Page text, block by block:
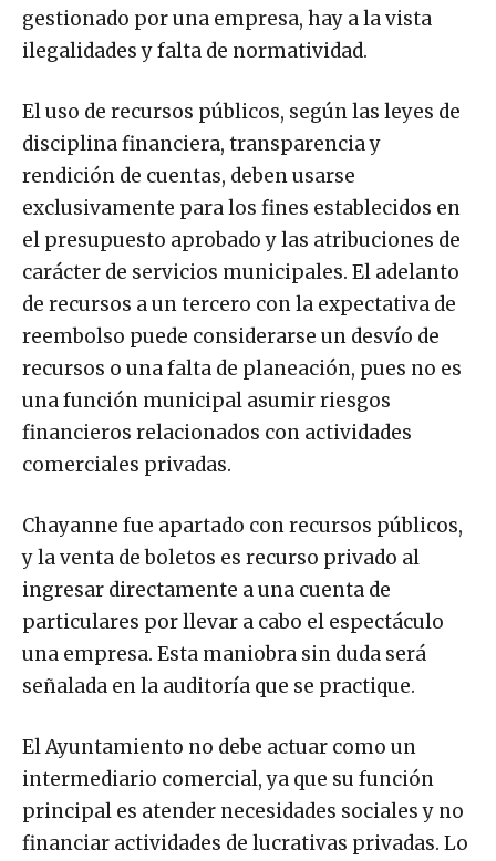
gestionado por una empresa, hay a la vista
ilegalidades y falta de normatividad.
El uso de recursos públicos, según las leyes de
disciplina financiera, transparencia y
rendición de cuentas, deben usarse
exclusivamente para los fines establecidos en
el presupuesto aprobado y las atribuciones de
carácter de servicios municipales. El adelanto
de recursos a un tercero con la expectativa de
reembolso puede considerarse un desvío de
recursos o una falta de planeación, pues no es
una función municipal asumir riesgos
financieros relacionados con actividades
comerciales privadas.
Chayanne fue apartado con recursos públicos,
y la venta de boletos es recurso privado al
ingresar directamente a una cuenta de
particulares por llevar a cabo el espectáculo
una empresa. Esta maniobra sin duda será
señalada en la auditoría que se practique.
El Ayuntamiento no debe actuar como un
intermediario comercial, ya que su función
principal es atender necesidades sociales y no
financiar actividades de lucrativas privadas. Lo